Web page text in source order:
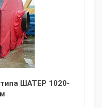
ШАТЕР 1020-